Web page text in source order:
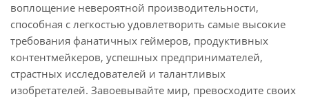
воплощение невероятной производительности,
способная с легкостью удовлетворить самые высокие
требования фанатичных геймеров, продуктивных
контентмейкеров, успешных предпринимателей,
страстных исследователей и талантливых
изобретателей. Завоевывайте мир, превосходите своих